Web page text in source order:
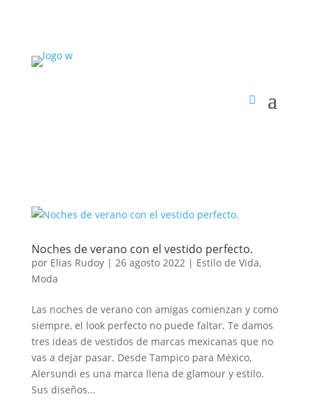
Noches de verano con el vestido perfecto.
por Elias Rudoy| 26 agosto 2022| Estilo de Vida,
Moda
Las noches de verano con amigas comienzan y como
siempre, el look perfecto no puede faltar. Te damos
tres ideas de vestidos de marcas mexicanas que no
vas a dejar pasar. Desde Tampico para México,
Alersundi es una marca llena de glamour y estilo.
Sus diseños...